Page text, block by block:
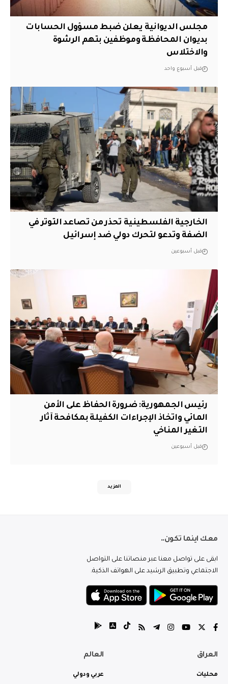
مجلس الديوانية يعلن ضبط مسؤول الحسابات
بديوان المحافظة وموظفين بتهم الرشوة
والاختلاس
قبل أسبوع واحد
الخارجية الفلسطينية تحذر من تصاعد التوتر في
الضفة وتدعو لتحرك دولي ضد إسرائيل
قبل أسبوعين
رئيس الجمهورية: ضرورة الحفاظ على الأمن
المائي واتخاذ الإجراءات الكفيلة بمكافحة آثار
التغير المناخي
قبل أسبوعين
المزيد
معك اينما تكون..
ابقى على تواصل معنا عبر منصاتنا على التواصل
الاجتماعي وتطبيق الرشيد على الهواتف الذكية.
العراق
محليات
العالم
عربي ودولي